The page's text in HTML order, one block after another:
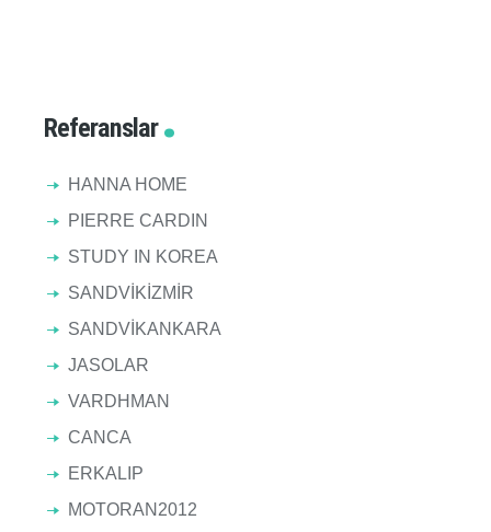
Referanslar
HANNA HOME
PIERRE CARDIN
STUDY IN KOREA
SANDVİKİZMİR
SANDVİKANKARA
JASOLAR
VARDHMAN
CANCA
ERKALIP
MOTORAN2012